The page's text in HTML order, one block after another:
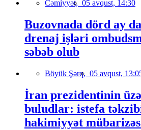
Cəmiyyət, 05 avqust, 14:30
Buzovnada dörd ay
drenaj işləri
səbəb olub
Böyük Şərq, 05 avqust,
İran prezidentinin
buludlar: istefa
hakimiyyət